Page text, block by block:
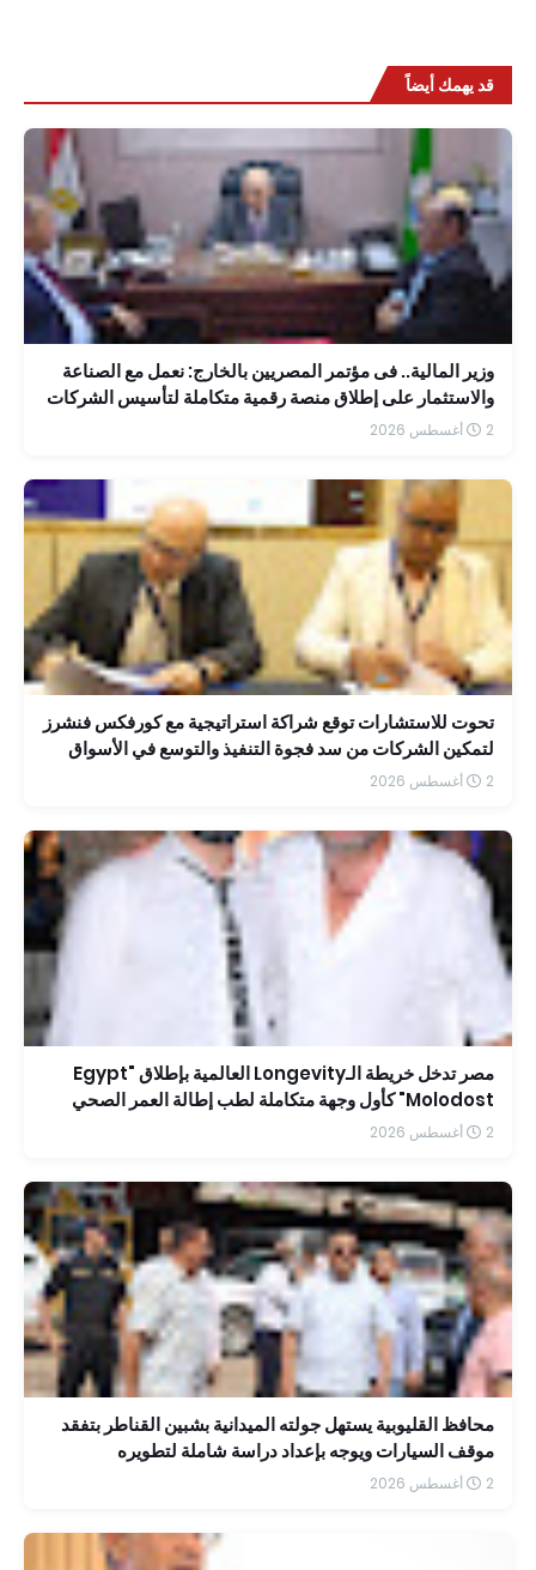
قد يهمك أيضاً
وزير المالية.. فى مؤتمر المصريين بالخارج: نعمل مع الصناعة
والاستثمار على إطلاق منصة رقمية متكاملة لتأسيس الشركات
بسهولة
2 أغسطس 2026
تحوت للاستشارات توقع شراكة استراتيجية مع كورفكس فنشرز
لتمكين الشركات من سد فجوة التنفيذ والتوسع في الأسواق
الإقليمية
2 أغسطس 2026
مصر تدخل خريطة الـLongevity العالمية بإطلاق "Egypt
Molodost" كأول وجهة متكاملة لطب إطالة العمر الصحي
2 أغسطس 2026
محافظ القليوبية يستهل جولته الميدانية بشبين القناطر بتفقد
موقف السيارات ويوجه بإعداد دراسة شاملة لتطويره
2 أغسطس 2026